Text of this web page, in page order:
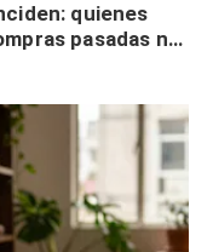
quienes
pasadas no
necesidad de